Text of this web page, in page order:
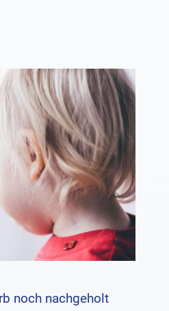
noch nachgeholt